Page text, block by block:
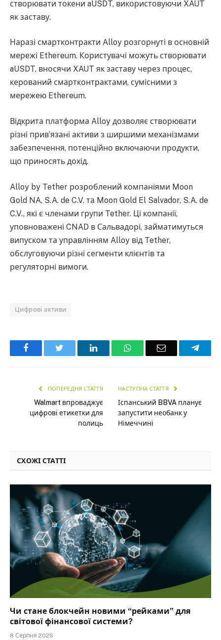
створювати токени aUSDT, використовуючи XAUT
як заставу.
Наразі смартконтракти Alloy розгорнуті в основній
мережі Ethereum. Користувачі можуть створювати
aUSDT, вносячи XAUT як заставу через процес,
керований смартконтрактами, сумісними з
мережею Ethereum.
Відкрита платформа Alloy дозволяє створювати
різні прив’язані активи з ширшими механізмами
забезпечення, потенційно включаючи продукти,
що приносять дохід.
Alloy by Tether розроблений компаніями Moon
Gold NA, S.A. de C.V. та Moon Gold El Salvador, S.A. de
C.V., які є членами групи Tether. Ці компанії,
уповноважені CNAD в Сальвадорі, займатимуться
випуском та управлінням Alloy від Tether,
обслуговуючи різні сегменти клієнтів та
регуляторні вимоги.
Цифрові активи
Facebook LinkedInWhatsAppEmail
ПОПЕРЕДНЯ СТАТТЯ
Walmart впроваджує
цифрові етикетки для
полиць
НАСТУПНА СТАТТЯ
Іспанський BBVA планує
запустити необанк у
Німеччині
СХОЖІ СТАТТІ
Чи стане блокчейн новими “рейками” для
світової фінансової системи?
8 Серпня 2026